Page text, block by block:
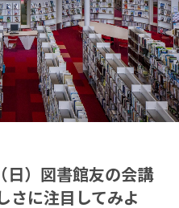
日）図書館友の会講
さに注目してみよ